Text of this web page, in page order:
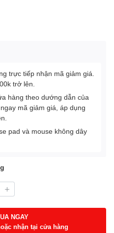
trực tiếp nhận mã giảm giá.
trở lên.
hàng theo dướng dẫn của
mã giảm giá, áp dụng
pad và mouse không dây
NGAY
nhận tại cửa hàng